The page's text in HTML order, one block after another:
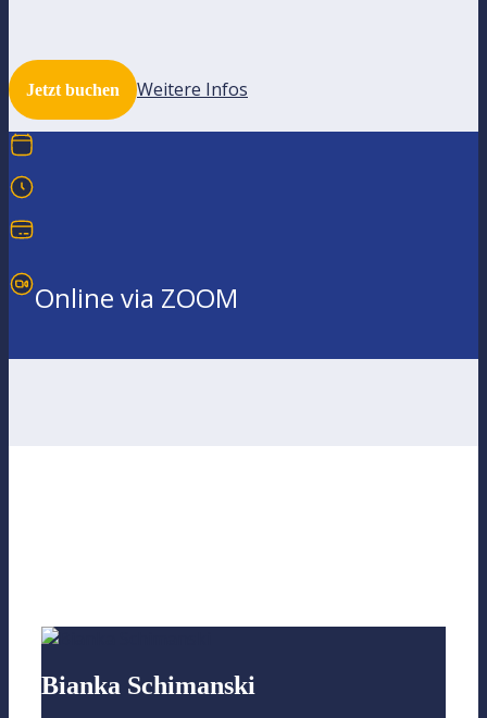
Jetzt buchen Weitere Infos
Online via ZOOM
Bianka Schimanski